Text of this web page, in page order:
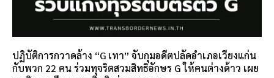
ปฏิบัติการกวาดล้าง “G เทา” จับกุมอดีตปลัดอำเภอเวียงแก่น
กับพวก 22 คน ร่วมทุจริตสวมสิทธิอักษร G ให้คนต่างด้าว เผย